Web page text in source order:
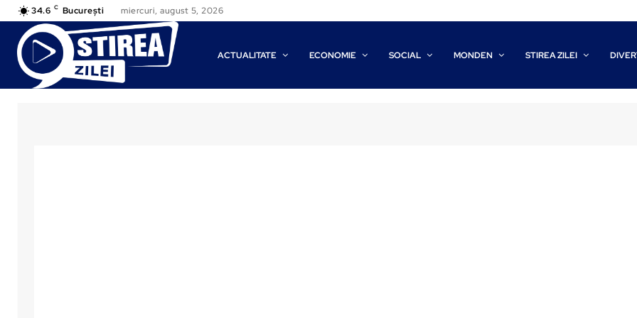
34.6 C București miercuri, august 5, 2026
ACTUALITATE ECONOMIE SOCIAL MONDEN STIREA ZILEI